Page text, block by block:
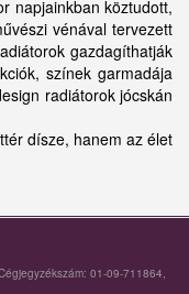
napjainkban köztudott,
vénával tervezett
gazdagíthatják
színek garmadája
radiátorok jócskán
dísze, hanem az élet
01-09-711864,